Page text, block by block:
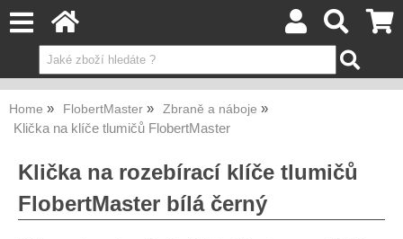
Home FlobertMaster Zbraně a náboje
Klička na klíče tlumičů FlobertMaster
Klička na rozebírací klíče tlumičů
FlobertMaster bílá černý